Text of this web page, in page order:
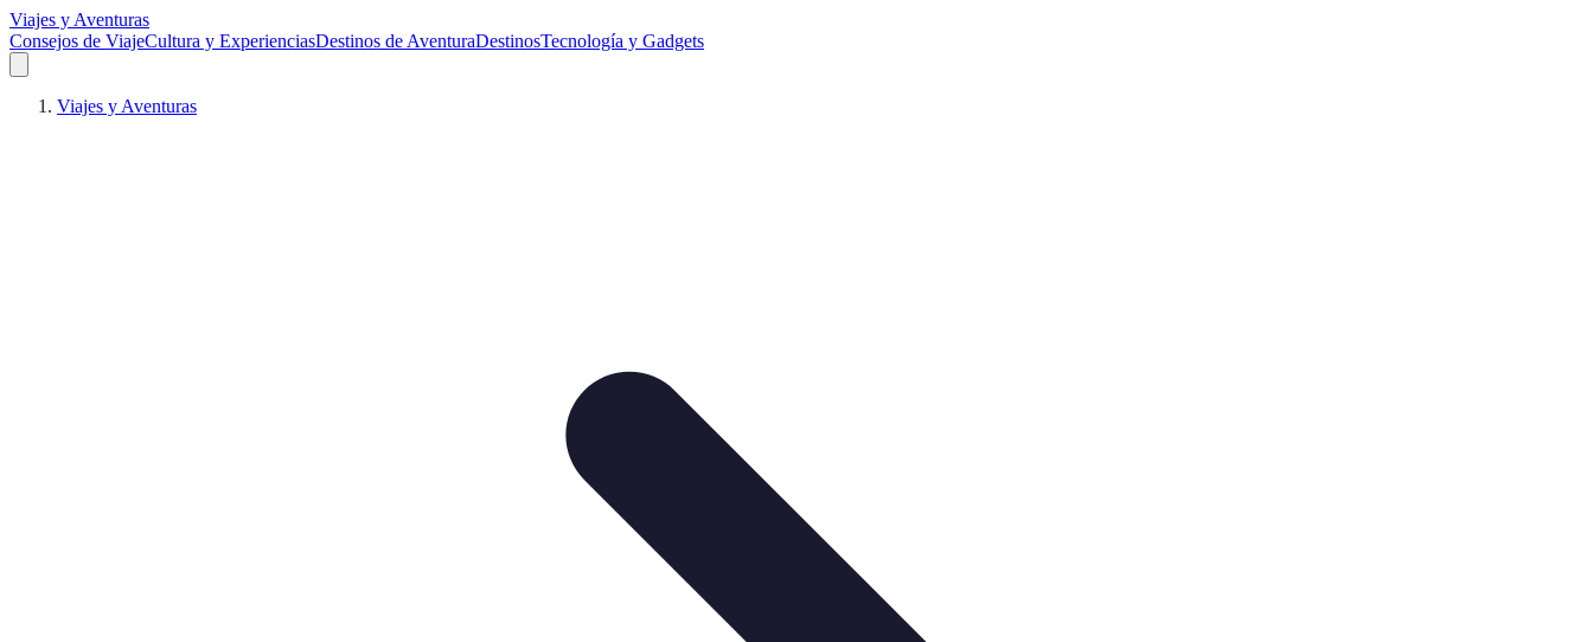
Viajes y Aventuras
Consejos de ViajeCultura y ExperienciasDestinos de AventuraDestinosTecnología y Gadgets
Viajes y Aventuras